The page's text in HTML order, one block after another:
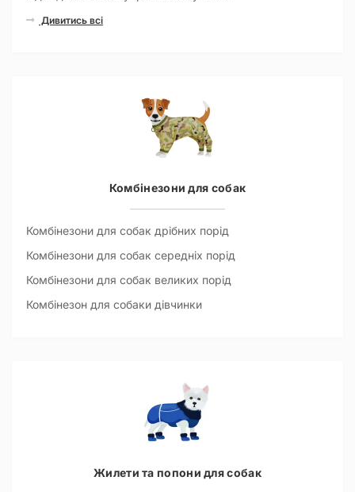
Дивитись всі
Комбінезони для собак
Комбінезони для собак дрібних порід
Комбінезони для собак середніх порід
Комбінезони для собак великих порід
Комбінезон для собаки дівчинки
Жилети та попони для собак